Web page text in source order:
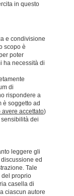
in questo
e condivisione
scopo è
poter
ha necessità di
di
rispondere a
è soggetto ad
avere accettato)
dei
leggere gli
ed
Tale
del proprio
casella di
ciascun autore